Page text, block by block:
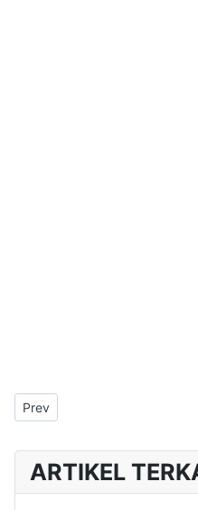
Previous article: Joomla
Prev
ARTIKEL